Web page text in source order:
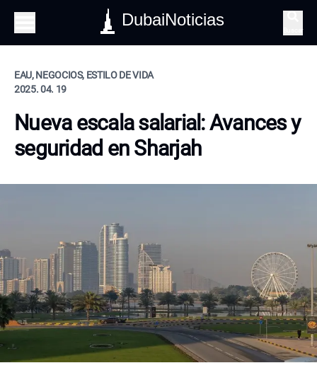
DubaiNoticias
EAU, NEGOCIOS, ESTILO DE VIDA
2025. 04. 19
Nueva escala salarial: Avances y
seguridad en Sharjah